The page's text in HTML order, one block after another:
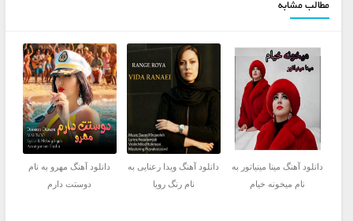
مطالب مشابه
دانلود آهنگ مینا مینیاتور به
نام میخونه خیام
دانلود آهنگ ویدا رعنایی به
نام رنگ رویا
دانلود آهنگ مهرو به نام
دوستت دارم